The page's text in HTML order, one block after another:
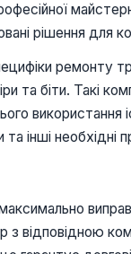
рішення для
ремонту
та біти. Такі
використання
інші необхідні
максимально
з відповідною